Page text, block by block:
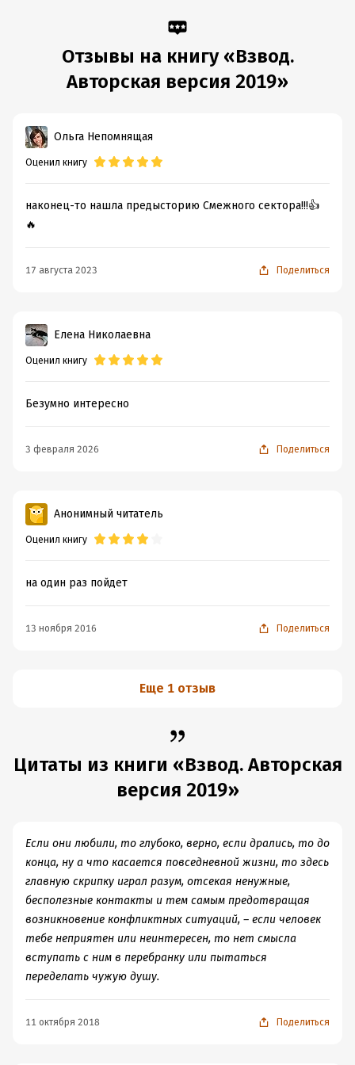
Отзывы на книгу «Взвод.
Авторская версия 2019»
Ольга Непомнящая
Оценил книгу
наконец-то нашла предысторию Смежного сектора!!!👍
🔥
17 августа 2023 Поделиться
Елена Николаевна
Оценил книгу
Безумно интересно
3 февраля 2026 Поделиться
Анонимный читатель
Оценил книгу
на один раз пойдет
13 ноября 2016 Поделиться
Еще 1 отзыв
Цитаты из книги «Взвод. Авторская
версия 2019»
Если они любили, то глубоко, верно, если дрались, то до
конца, ну а что касается повседневной жизни, то здесь
главную скрипку играл разум, отсекая ненужные,
бесполезные контакты и тем самым предотвращая
возникновение конфликтных ситуаций, – если человек
тебе неприятен или неинтересен, то нет смысла
вступать с ним в перебранку или пытаться
переделать чужую душу.
11 октября 2018 Поделиться